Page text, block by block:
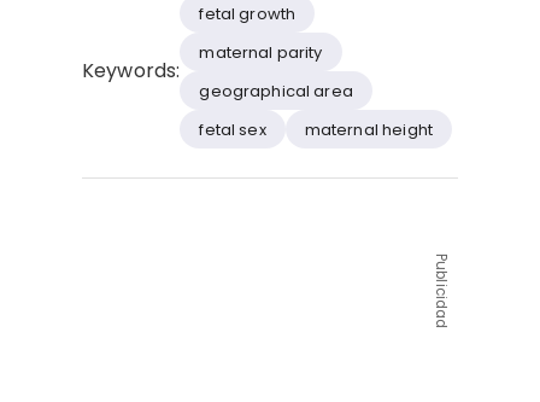
Keywords:
fetal growth
maternal parity
geographical area
fetal sex
maternal height
Publicidad